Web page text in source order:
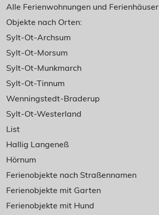
Alle Ferienwohnungen und Ferienhäuser
Objekte nach Orten:
Sylt-Ot-Archsum
Sylt-Ot-Morsum
Sylt-Ot-Munkmarch
Sylt-Ot-Tinnum
Wenningstedt-Braderup
Sylt-Ot-Westerland
List
Hallig Langeneß
Hörnum
Ferienobjekte nach Straßennamen
Ferienobjekte mit Garten
Ferienobjekte mit Hund